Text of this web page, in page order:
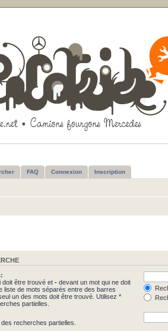
FAQ Connexion Inscription
doit être trouvé et - devant un mot qui ne doit
liste de mots séparés entre des barres
un des mots doit être trouvé. Utilisez *
partielles.
recherches partielles.